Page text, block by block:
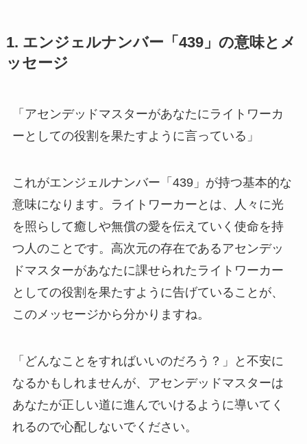
1. エンジェルナンバー「439」の意味とメ
ッセージ
「アセンデッドマスターがあなたにライトワーカ
ーとしての役割を果たすように言っている」
これがエンジェルナンバー「439」が持つ基本的な
意味になります。ライトワーカーとは、人々に光
を照らして癒しや無償の愛を伝えていく使命を持
つ人のことです。高次元の存在であるアセンデッ
ドマスターがあなたに課せられたライトワーカー
としての役割を果たすように告げていることが、
このメッセージから分かりますね。
「どんなことをすればいいのだろう？」と不安に
なるかもしれませんが、アセンデッドマスターは
あなたが正しい道に進んでいけるように導いてく
れるので心配しないでください。